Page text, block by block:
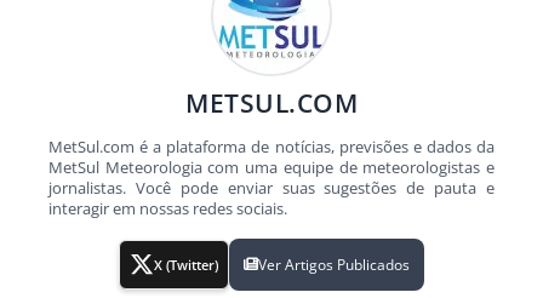
METSUL.COM
MetSul.com é a plataforma de notícias, previsões e dados da
MetSul Meteorologia com uma equipe de meteorologistas e
jornalistas. Você pode enviar suas sugestões de pauta e
interagir em nossas redes sociais.
X (Twitter) Ver Artigos Publicados